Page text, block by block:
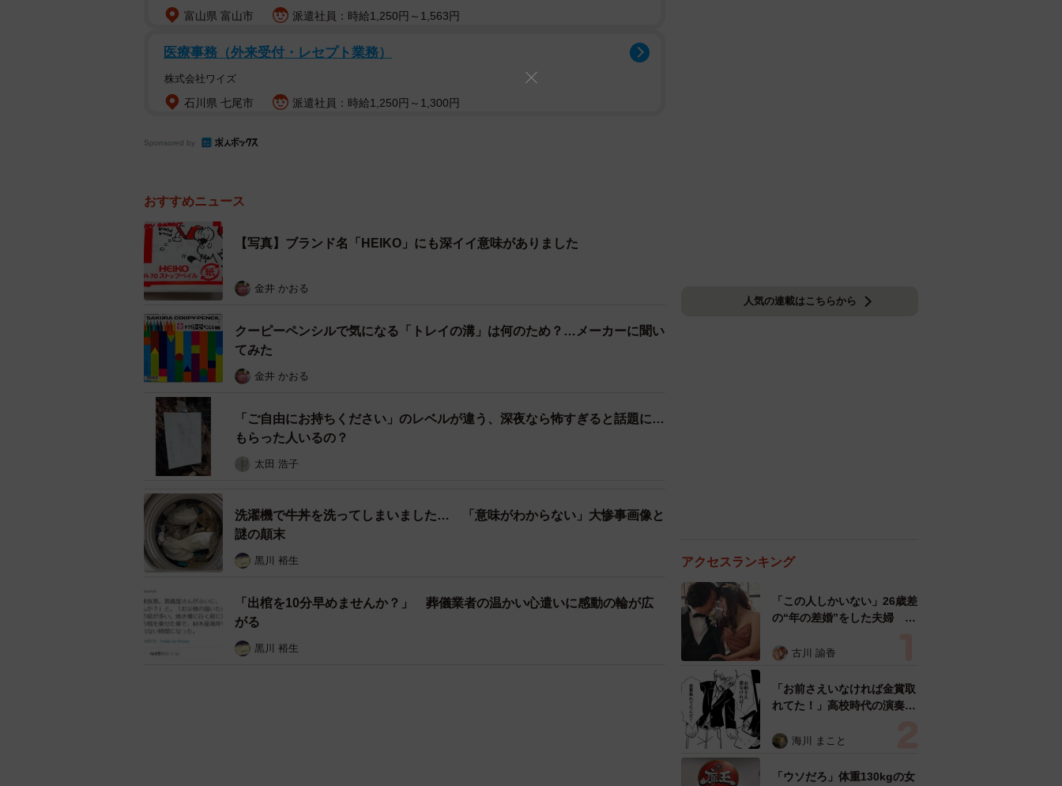
富山県 富山市 派遣社員：時給1,250円～1,563円
医療事務（外来受付・レセプト業務）
株式会社ワイズ
石川県 七尾市 派遣社員：時給1,250円～1,300円
Sponsored by
おすすめニュース
【写真】ブランド名「HEIKO」にも深イイ意味がありました
金井 かおる
クーピーペンシルで気になる「トレイの溝」は何のため？…メーカーに聞い
てみた
金井 かおる
「ご自由にお持ちください」のレベルが違う、深夜なら怖すぎると話題に…
もらった人いるの？
太田 浩子
洗濯機で牛丼を洗ってしまいました… 「意味がわからない」大惨事画像と
謎の顛末
黒川 裕生
「出棺を10分早めませんか？」 葬儀業者の温かい心遣いに感動の輪が広
がる
黒川 裕生
人気の連載はこちらから
アクセスランキング
「この人しかいない」26歳差
の“年の差婚”をした夫婦 出
た？ 今の思いを聞いた
古川 諭香
「お前さえいなければ金賞取
れてた！」高校時代の演奏会
生は楽器修理職人に 10年後
ぬ申し出【漫画】
海川 まこと
「ウソだろ」体重130kgの女